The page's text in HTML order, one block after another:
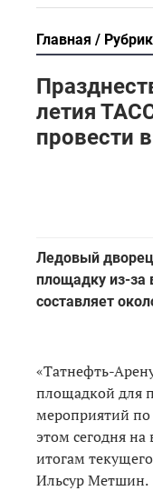
Главная
летия
провести
Ледовый
площадку из-за
составляет
«Татнефть-
площадкой для
мероприятий
этом сегодня на
итогам
Ильсур Метшин.